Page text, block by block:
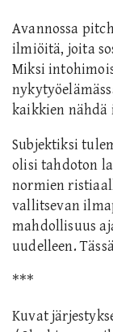
Avannossa
ilmiöitä, joita
Miksi
kaikkien nähdä
Subjektiksi
olisi tahdoton
normien
vallitsevan
mahdollisuus
uudelleen.
***
Kuvat